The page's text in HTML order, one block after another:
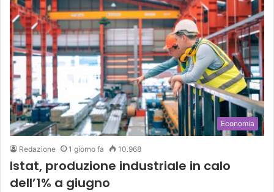
Economia
Redazione 1 giorno fa 10.968
Istat, produzione industriale in calo
dell’1% a giugno